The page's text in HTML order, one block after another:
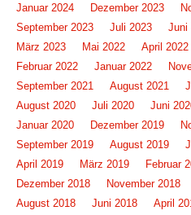
Januar 2024
Dezember 2023
September 2023
Juli 2023 Juni
März 2023
Mai 2022 April 2022
Februar 2022
Januar 2022
September 2021
August 2021
August 2020
Juli 2020 Juni
Januar 2020
Dezember 2019
September 2019
August 2019
April 2019
März 2019 Februar
Dezember 2018
November 2018
August 2018
Juni 2018 April